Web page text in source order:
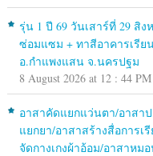
รุ่น 1 ปี 69 วันเสาร์ที่ 29 สิ
ซ่อมแซม + ทาสีอาคารเรีย
อ.กำแพงแสน จ.นครปฐม
8 August 2026 at 12 : 44 PM
อาสาคัดแยกแว่นตา/อาสา
แยกยา/อาสาสร้างสื่อการ
จัดกางเกงผ้าอ้อม/อาสาหม